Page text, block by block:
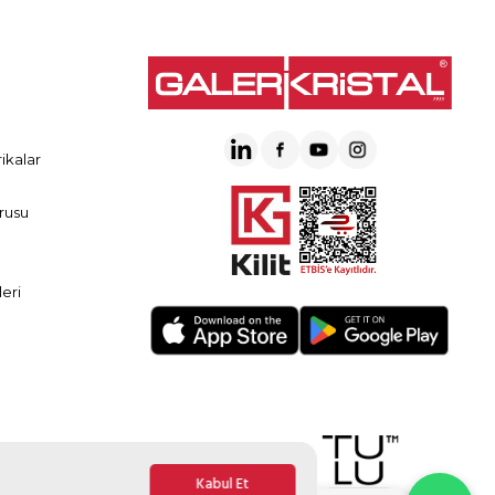
Kabul Et